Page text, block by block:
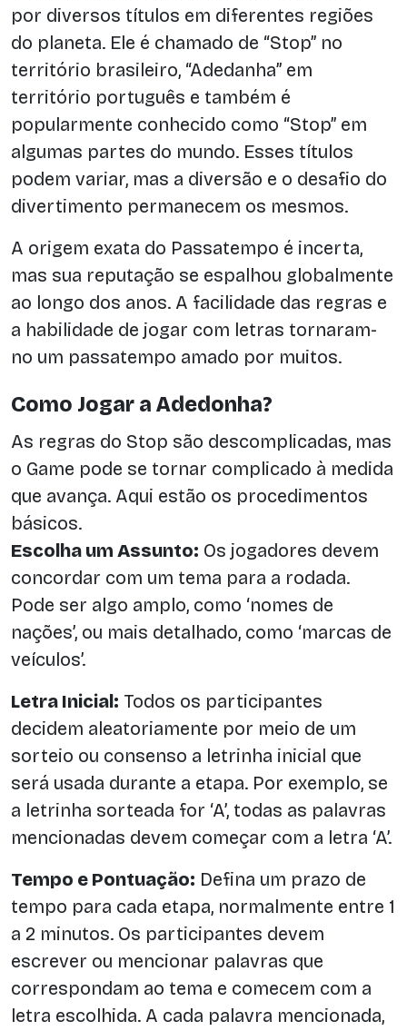
por diversos títulos em diferentes regiões
do planeta. Ele é chamado de “Stop” no
território brasileiro, “Adedanha” em
território português e também é
popularmente conhecido como “Stop” em
algumas partes do mundo. Esses títulos
podem variar, mas a diversão e o desafio do
divertimento permanecem os mesmos.
A origem exata do Passatempo é incerta,
mas sua reputação se espalhou globalmente
ao longo dos anos. A facilidade das regras e
a habilidade de jogar com letras tornaram-
no um passatempo amado por muitos.
Como Jogar a Adedonha?
As regras do Stop são descomplicadas, mas
o Game pode se tornar complicado à medida
que avança. Aqui estão os procedimentos
básicos.
Escolha um Assunto: Os jogadores devem
concordar com um tema para a rodada.
Pode ser algo amplo, como ‘nomes de
nações’, ou mais detalhado, como ‘marcas de
veículos’.
Letra Inicial: Todos os participantes
decidem aleatoriamente por meio de um
sorteio ou consenso a letrinha inicial que
será usada durante a etapa. Por exemplo, se
a letrinha sorteada for ‘A’, todas as palavras
mencionadas devem começar com a letra ‘A’.
Tempo e Pontuação: Defina um prazo de
tempo para cada etapa, normalmente entre 1
a 2 minutos. Os participantes devem
escrever ou mencionar palavras que
correspondam ao tema e comecem com a
letra escolhida. A cada palavra mencionada,